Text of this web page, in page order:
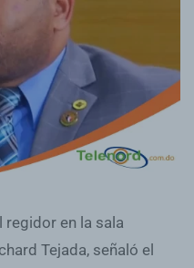
regidor en la sala
Tejada, señaló el